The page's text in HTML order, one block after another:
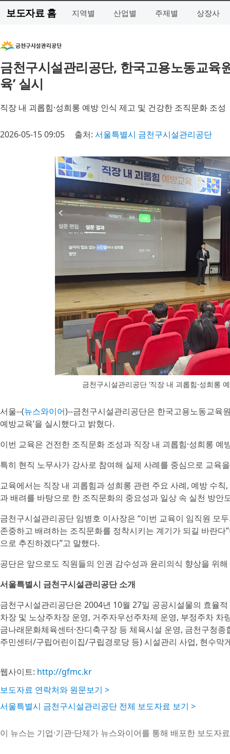
보도자료 홈 지역별 산업별 주제별 상장사
금천구시설관리공단, 한국고용노동교육
육’ 실시
직장 내 괴롭힘·성희롱 예방 인식 제고 및 건강한 조직문화 조성
2026-05-15 09:05 출처: 서울특별시 금천구시설관리공단
금천구시설관리공단 ‘직장 내 괴롭힘·성희롱
서울--(뉴스와이어)--금천구시설관리공단은 한국고용노동교육
예방교육’을 실시했다고 밝혔다.
이번 교육은 건전한 조직문화 조성과 직장 내 괴롭힘·성희롱
특히 현직 노무사가 강사로 참여해 실제 사례를 중심으로 교육
교육에서는 직장 내 괴롭힘과 성희롱 관련 주요 사례, 예방 수
과 배려를 바탕으로 한 조직문화의 중요성과 일상 속 실천 방안
금천구시설관리공단 임병호 이사장은 “이번 교육이 임직원 모
존중하고 배려하는 조직문화를 정착시키는 계기가 되길 바란
으로 추진하겠다”고 말했다.
공단은 앞으로도 직원들의 인권 감수성과 윤리의식 향상을 위
서울특별시 금천구시설관리공단 소개
금천구시설관리공단은 2004년 10월 27일 공공시설물의 효율
차장 및 노상주차장 운영, 거주자우선주차제 운영, 부정주차 차
금나래문화체육센터·잔디축구장 등 체육시설 운영, 금천구청
주민센터/구립어린이집/구립경로당 등) 시설관리 사업, 현수막
웹사이트: http://gfmc.kr
보도자료 연락처와 원문보기 >
서울특별시 금천구시설관리공단 전체 보도자료 보기 >
이 뉴스는 기업·기관·단체가 뉴스와이어를 통해 배포한 보도자